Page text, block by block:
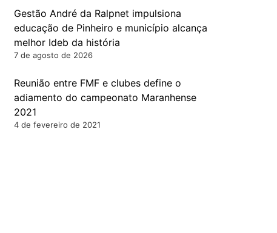
Gestão André da Ralpnet impulsiona
educação de Pinheiro e município alcança
melhor Ideb da história
7 de agosto de 2026
Reunião entre FMF e clubes define o
adiamento do campeonato Maranhense
2021
4 de fevereiro de 2021